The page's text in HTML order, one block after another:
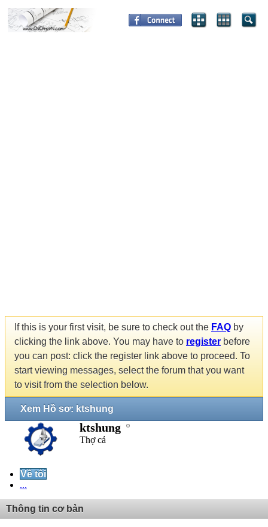
If this is your first visit, be sure to check out the FAQ by
clicking the link above. You may have to register before
you can post: click the register link above to proceed. To
start viewing messages, select the forum that you want
to visit from the selection below.
Xem Hồ sơ: ktshung
ktshung
Thợ cả
Về tôi
...
Thông tin cơ bản